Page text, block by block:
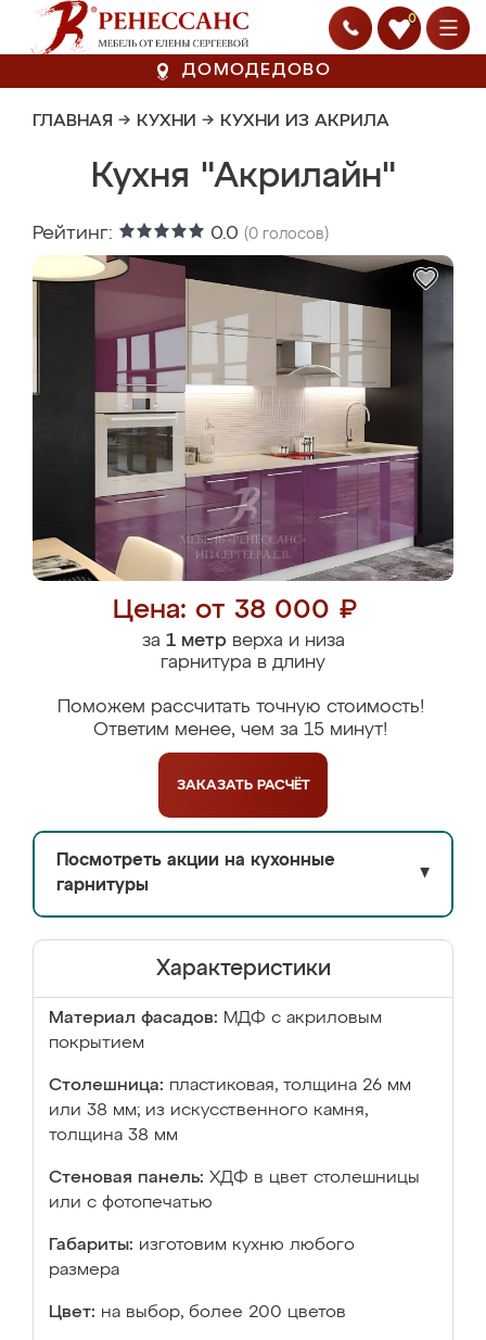
0
ДОМОДЕДОВО
ГЛАВНАЯ → КУХНИ → КУХНИ ИЗ АКРИЛА
Кухня "Акрилайн"
Рейтинг: 0.0 (0 голосов)
Цена: от 38 000 ₽
за 1 метрверха и низа
гарнитура в длину
Поможем рассчитать точную стоимость!
Ответим менее, чем за 15 минут!
ЗАКАЗАТЬ РАСЧЁТ
Посмотреть акции на кухонные
гарнитуры
▼
Характеристики
Материал фасадов: МДФ с акриловым
покрытием
Столешница: пластиковая, толщина 26 мм
или 38 мм; из искусственного камня,
толщина 38 мм
Стеновая панель: ХДФ в цвет столешницы
или с фотопечатью
Габариты: изготовим кухню любого
размера
Цвет: на выбор, более 200 цветов